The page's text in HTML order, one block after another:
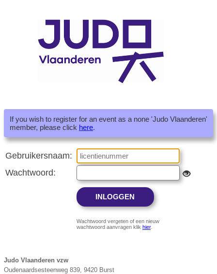
If you wish to register for an event as a none 'Judo Vlaanderen'
member, please click here.
Gebruikersnaam:
Wachtwoord:
Wachtwoord vergeten of een nieuw
wachtwoord aanvragen klik hier.
Judo Vlaanderen vzw
Oudenaardsesteenweg 839, 9420 Burst